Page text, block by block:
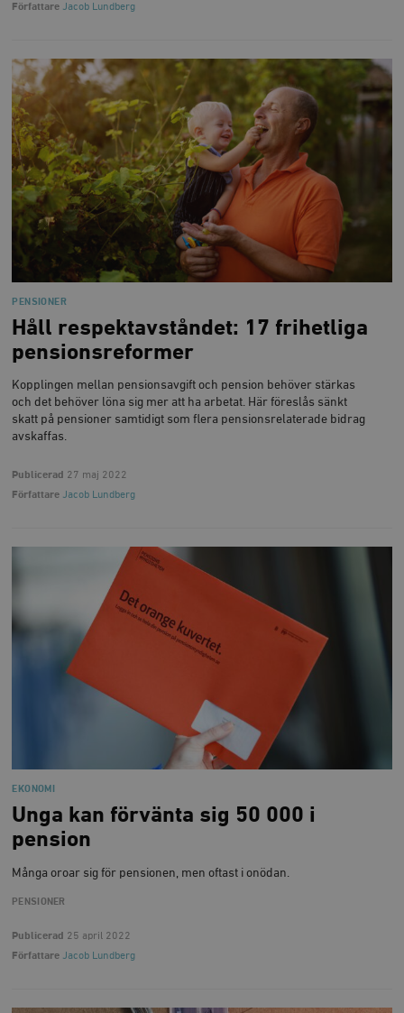
Författare Jacob Lundberg
PENSIONER
Håll respektavståndet: 17 frihetliga
pensionsreformer
Kopplingen mellan pensionsavgift och pension behöver stärkas
och det behöver löna sig mer att ha arbetat. Här föreslås sänkt
skatt på pensioner samtidigt som flera pensionsrelaterade bidrag
avskaffas.
Publicerad 27 maj 2022
Författare Jacob Lundberg
EKONOMI
Unga kan förvänta sig 50 000 i
pension
Många oroar sig för pensionen, men oftast i onödan.
PENSIONER
Publicerad 25 april 2022
Författare Jacob Lundberg